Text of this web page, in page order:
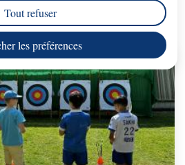
les préférences
Tout refuser
de votre compréhension.
à vos enfants des activités
les vacances scolaires.